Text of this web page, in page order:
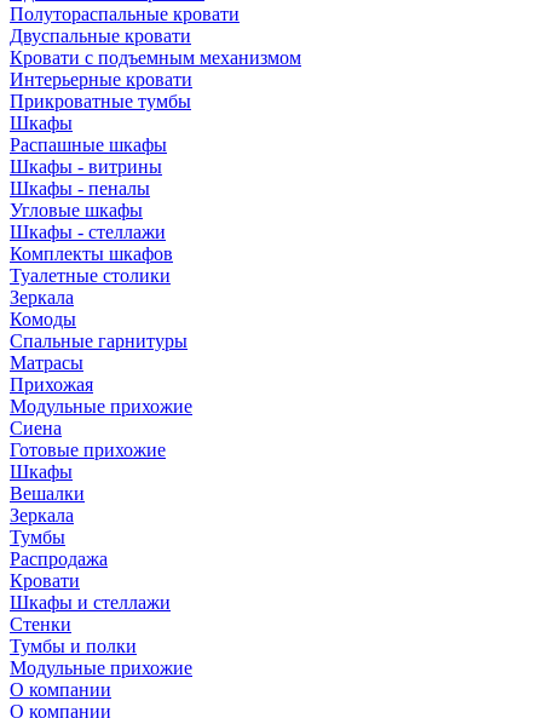
Полутораспальные кровати
Двуспальные кровати
Кровати с подъемным механизмом
Интерьерные кровати
Прикроватные тумбы
Шкафы
Распашные шкафы
Шкафы - витрины
Шкафы - пеналы
Угловые шкафы
Шкафы - стеллажи
Комплекты шкафов
Туалетные столики
Зеркала
Комоды
Спальные гарнитуры
Матрасы
Прихожая
Модульные прихожие
Сиена
Готовые прихожие
Шкафы
Вешалки
Зеркала
Тумбы
Распродажа
Кровати
Шкафы и стеллажи
Стенки
Тумбы и полки
Модульные прихожие
О компании
О компании